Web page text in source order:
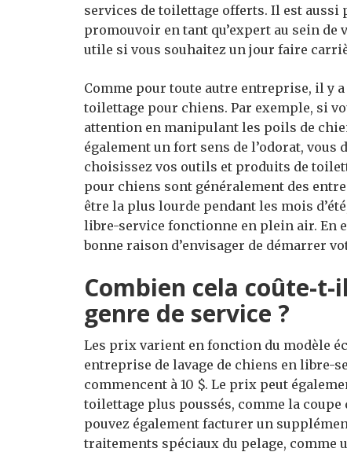
services de toilettage offerts. Il est aussi
promouvoir en tant qu’expert au sein
utile si vous souhaitez un jour faire
Comme pour toute autre entreprise, il y
toilettage pour chiens. Par exemple, si
attention en manipulant les poils de
également un fort sens de l’odorat,
choisissez vos outils et produits de
pour chiens sont généralement des
être la plus lourde pendant les mois
libre-service fonctionne en plein air. En
bonne raison d’envisager de démarrer
Combien cela coûte-t-
genre de service ?
Les prix varient en fonction du modèle
entreprise de lavage de chiens en libre-
commencent à 10 $. Le prix peut
toilettage plus poussés, comme la
pouvez également facturer un
traitements spéciaux du pelage, comme